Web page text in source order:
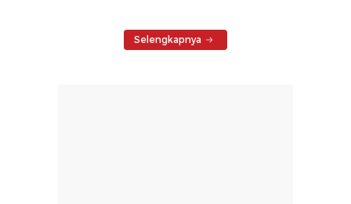
Selengkapnya